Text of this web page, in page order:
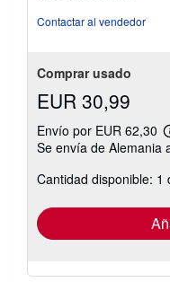
Contactar al vendedor
Comprar usado
EUR 30,99
Envío por EUR 62,30
Se envía de Alemania
Cantidad disponible: 1